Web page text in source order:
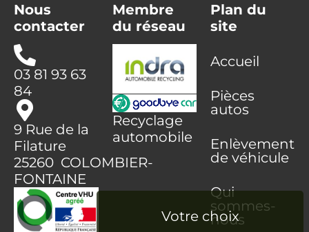
Nous
contacter
03 81 93 63
84
9 Rue de la
Filature
25260 COLOMBIER-
FONTAINE
Membre
du réseau
Recyclage
automobile
Plan du
site
Accueil
Pièces
autos
Enlèvement
de véhicule
Qui
sommes-
nous